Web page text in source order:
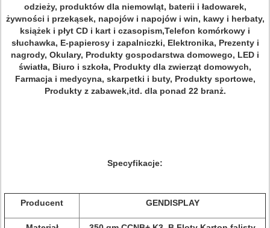
odzieży, produktów dla niemowląt, baterii i ładowarek,
żywności i przekąsek, napojów i napojów i win, kawy i herbaty,
książek i płyt CD i kart i czasopism,Telefon komórkowy i
słuchawka, E-papierosy i zapalniczki, Elektronika, Prezenty i
nagrody, Okulary, Produkty gospodarstwa domowego, LED i
światła, Biuro i szkoła, Produkty dla zwierząt domowych,
Farmacja i medycyna, skarpetki i buty, Produkty sportowe,
Produkty z zabawek,itd. dla ponad 22 branż.
Specyfikacje:
Producent GENDISPLAY